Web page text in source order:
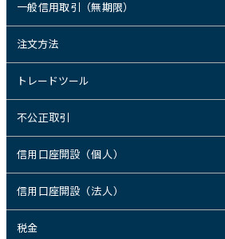
一般信用取引（無期限）
注文方法
トレードツール
不公正取引
信用口座開設（個人）
信用口座開設（法人）
税金